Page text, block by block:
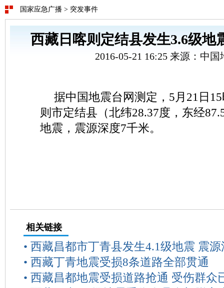
国家应急广播 > 突发事件
西藏日喀则定结县发生3.6级地
2016-05-21 16:25 来源：中
据中国地震台网测定，5月21日
则市定结县（北纬28.37度，东经
地震，震源深度7千米。
相关链接
• 西藏昌都市丁青县发生4.1级地震 震
• 西藏丁青地震受损8条道路全部贯通
• 西藏昌都地震受损道路抢通 受伤群众